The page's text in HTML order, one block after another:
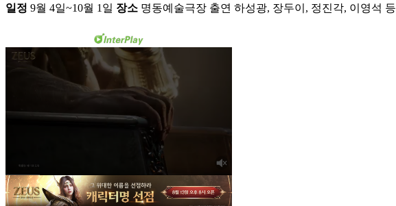
일정 9월 4일~10월 1일 장소 명동예술극장 출연 하성광, 장두이, 정진각, 이영석 등